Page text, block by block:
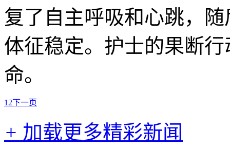
复了自主呼吸和心跳，
体征稳定。护士的果断
命。
1 2下一页
+ 加载更多精彩新闻